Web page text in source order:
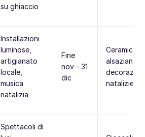
su ghiaccio
Installazioni
luminose,
artigianato
locale,
musica
natalizia
Fine
nov - 31
dic
Ceramiche
alsaziane,
decorazioni
natalizie
Spettacoli di